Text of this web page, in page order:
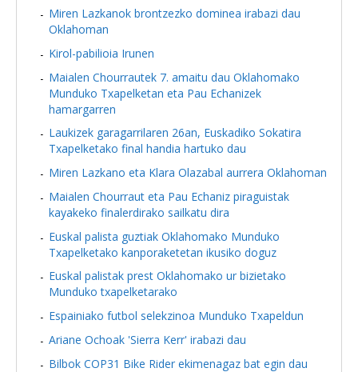
Miren Lazkanok brontzezko dominea irabazi dau
Oklahoman
Kirol-pabilioia Irunen
Maialen Chourrautek 7. amaitu dau Oklahomako
Munduko Txapelketan eta Pau Echanizek
hamargarren
Laukizek garagarrilaren 26an, Euskadiko Sokatira
Txapelketako final handia hartuko dau
Miren Lazkano eta Klara Olazabal aurrera Oklahoman
Maialen Chourraut eta Pau Echaniz piraguistak
kayakeko finalerdirako sailkatu dira
Euskal palista guztiak Oklahomako Munduko
Txapelketako kanporaketetan ikusiko doguz
Euskal palistak prest Oklahomako ur bizietako
Munduko txapelketarako
Espainiako futbol selekzinoa Munduko Txapeldun
Ariane Ochoak 'Sierra Kerr' irabazi dau
Bilbok COP31 Bike Rider ekimenagaz bat egin dau